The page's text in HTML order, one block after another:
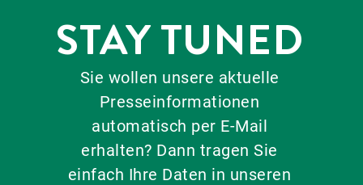
STAY TUNED
Sie wollen unsere aktuelle
Presseinformationen
automatisch per E-Mail
erhalten? Dann tragen Sie
einfach Ihre Daten in unseren